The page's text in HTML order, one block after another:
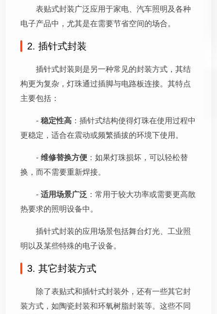
表贴式封装广泛应用于家电、汽车照明及各种
电子产品中，尤其是在需要节省空间的场合。
2. 插针式封装
插针式封装则是另一种常见的封装方式，其结
构更为复杂，灯珠通过插脚与电路板连接。其特点
主要包括：
- 稳定性高 ：插针式结构使得灯珠在使用过程中
更稳定，适合在震动或频繁插拔的环境下使用。
- 维修替换方便 ：如果灯珠损坏，可以轻松替
换，而不需要重新焊接。
- 适用场景广泛 ：常用于较大功率或需要更高散
热要求的照明设备中。
插针式封装的应用场景包括舞台灯光、工业照
明以及某些特殊的电子设备。
3. 其它封装方式
除了表贴式和插针式封装外，还有一些其它封
装方式，如陶瓷封装和环氧树脂封装等。这些不同